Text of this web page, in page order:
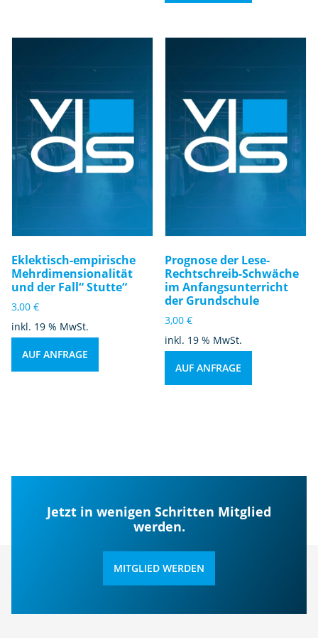
Eklektisch-empirische
Mehrdimensionalität
und der Fall“ Stutte“
3,00 €
inkl. 19 % MwSt.
AUF ANFRAGE
Prognose der Lese-
Rechtschreib-Schwäche
im Anfangsunterricht
der Grundschule
3,00€
inkl. 19 % MwSt.
AUF ANFRAGE
Jetzt in wenigen Schritten Mitglied
werden.
MITGLIED WERDEN